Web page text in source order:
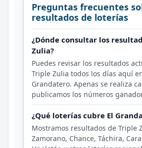
Preguntas frecuentes
resultados de loterías
¿Dónde consultar los
Zulia?
Puedes revisar los resultados
Triple Zulia todos los días aquí
Grandatero. Apenas se realiza
publicamos los números
¿Qué loterías cubre El
Mostramos resultados de Triple
Zamorano, Chance, Táchira,